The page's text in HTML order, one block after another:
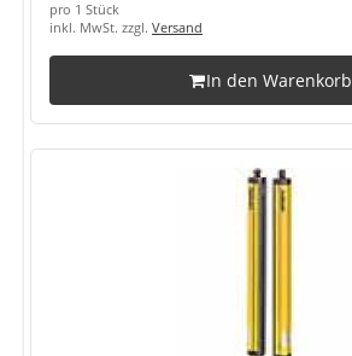
pro 1 Stück
inkl. MwSt. zzgl. Versand
In den Warenkorb